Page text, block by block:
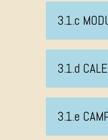
3.1.c
3.1.d
3.1.e